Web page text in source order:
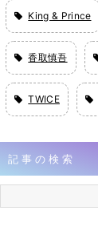
King & Prince
香取慎吾
TWICE
記事の検索